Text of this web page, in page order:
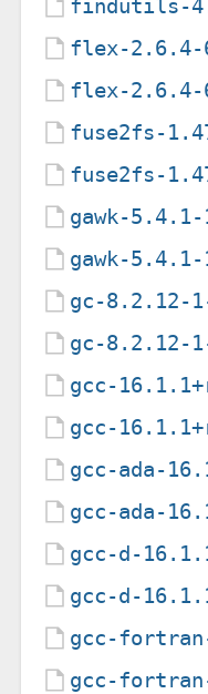
findutils-
flex-2.6.4-
flex-2.6.4-
fuse2fs-
fuse2fs-
gawk-
gawk-
gc-8.2.12-
gc-8.2.12-
gcc-
gcc-
gcc-ada-
gcc-ada-
gcc-d-
gcc-d-
gcc-fortran-
gcc-fortran-